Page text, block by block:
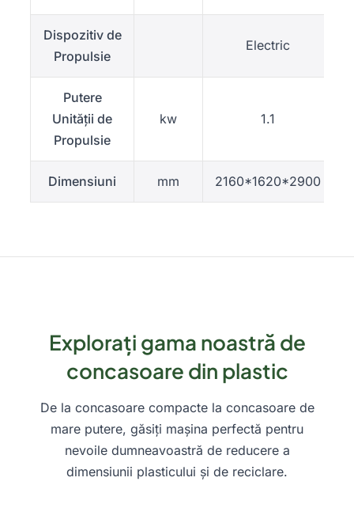
Dispozitiv de
Propulsie
Electric
Putere
Unității de
Propulsie
kw 1.1
Dimensiuni mm 2160*1620*2900
Explorați gama noastră de
concasoare din plastic
De la concasoare compacte la concasoare de
mare putere, găsiți mașina perfectă pentru
nevoile dumneavoastră de reducere a
dimensiunii plasticului și de reciclare.